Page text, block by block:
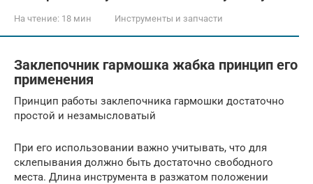
На чтение: 18 мин Инструменты и запчасти
Заклепочник гармошка жабка принцип его
применения
Принцип работы заклепочника гармошки достаточно
простой и незамысловатый
При его использовании важно учитывать, что для
склепывания должно быть достаточно свободного
места. Длина инструмента в разжатом положении